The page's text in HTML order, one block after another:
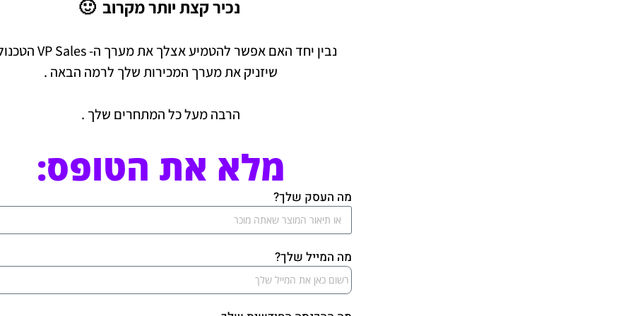
נכיר קצת יותר מקרוב 🙂
נבין יחד האם אפשר להטמיע אצלך את מערך ה- VP Sales הטכנולוגי
שיזניק את מערך המכירות שלך לרמה הבאה .
הרבה מעל כל המתחרים שלך .
מלא את הטופס:
מה העסק שלך?
מה המייל שלך?